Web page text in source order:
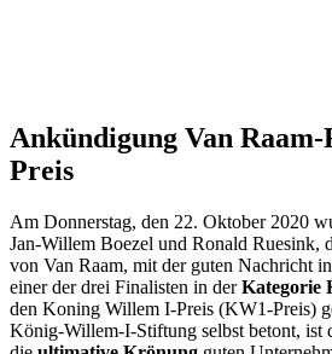
Ankündigung Van
Preis
Am Donnerstag, den 22. Oktober 2020
Jan-Willem Boezel und Ronald Ruesink,
von Van Raam, mit der guten Nachricht
einer der drei Finalisten in derKategorie
den Koning Willem I-Preis (KW1-Preis)
König-Willem-I-Stiftung selbst betont, ist